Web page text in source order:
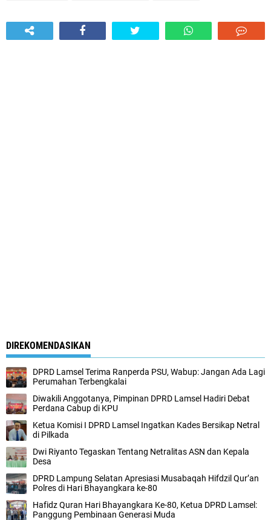
DIREKOMENDASIKAN
DPRD Lamsel Terima Ranperda PSU, Wabup: Jangan Ada Lagi
Perumahan Terbengkalai
Diwakili Anggotanya, Pimpinan DPRD Lamsel Hadiri Debat
Perdana Cabup di KPU
Ketua Komisi I DPRD Lamsel Ingatkan Kades Bersikap Netral
di Pilkada
Dwi Riyanto Tegaskan Tentang Netralitas ASN dan Kepala
Desa
DPRD Lampung Selatan Apresiasi Musabaqah Hifdzil Qur’an
Polres di Hari Bhayangkara ke-80
Hafidz Quran Hari Bhayangkara Ke-80, Ketua DPRD Lamsel:
Panggung Pembinaan Generasi Muda